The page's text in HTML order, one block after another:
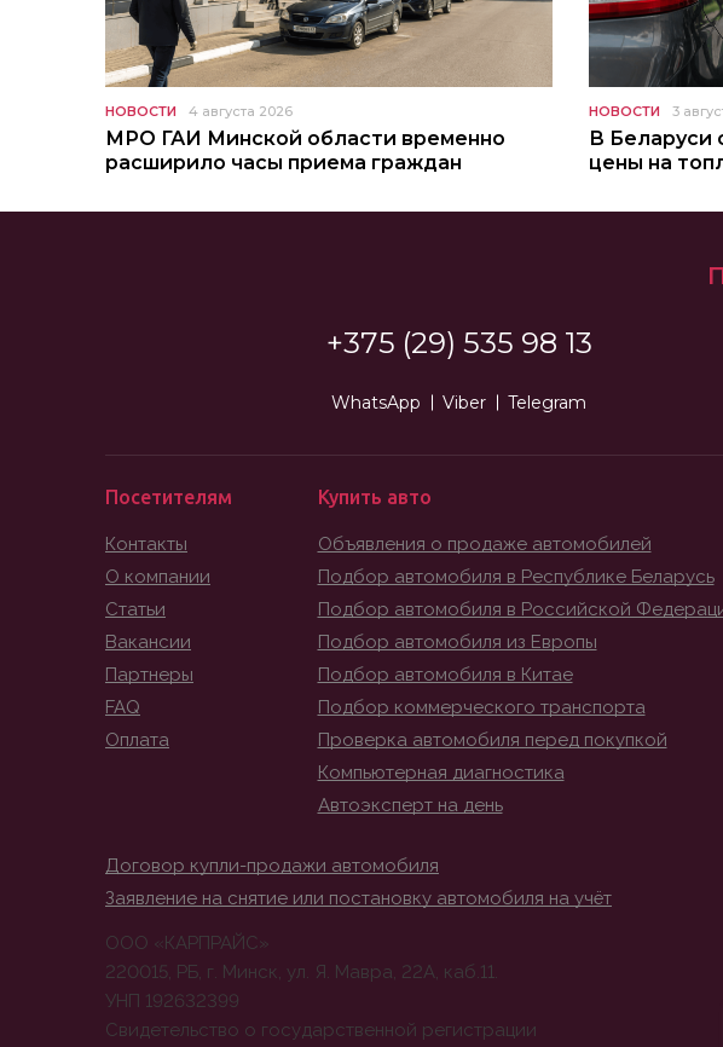
НОВОСТИ 4 августа 2026
МРО ГАИ Минской области временно
расширило часы приема граждан
НОВОСТИ 3
В Беларуси
цены на
+375 (29) 535 98 13
WhatsApp Viber Telegram
Посетителям
Контакты
О компании
Статьи
Вакансии
Партнеры
FAQ
Оплата
Купить авто
Объявления о продаже автомобилей
Подбор автомобиля в Республике Беларусь
Подбор автомобиля в Российской
Подбор автомобиля из Европы
Подбор автомобиля в Китае
Подбор коммерческого транспорта
Проверка автомобиля перед покупкой
Компьютерная диагностика
Автоэксперт на день
Договор купли-продажи автомобиля
Заявление на снятие или постановку автомобиля на учёт
ООО «КАРПРАЙС»
220015, РБ, г. Минск, ул. Я. Мавра, 22А, каб.11.
УНП 192632399
Свидетельство о государственной регистрации